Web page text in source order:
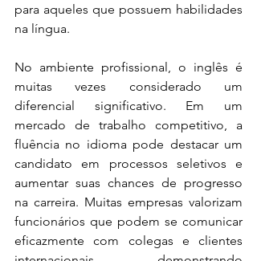
para aqueles que possuem habilidades
na língua.
No ambiente profissional, o inglês é
muitas vezes considerado um
diferencial significativo. Em um
mercado de trabalho competitivo, a
fluência no idioma pode destacar um
candidato em processos seletivos e
aumentar suas chances de progresso
na carreira. Muitas empresas valorizam
funcionários que podem se comunicar
eficazmente com colegas e clientes